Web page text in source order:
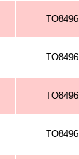
TO8496
TO8496
TO8496
TO8496